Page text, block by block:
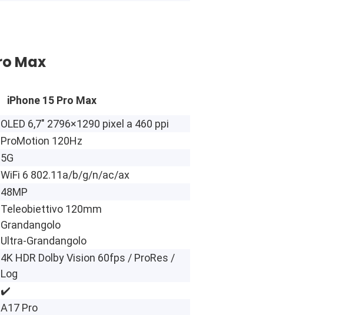
Max
iPhone 15 Pro Max
OLED 6,7″ 2796×1290 pixel a 460 ppi
ProMotion 120Hz
5G
WiFi 6 802.11a/b/g/n/ac/ax
48MP
Teleobiettivo 120mm
Grandangolo
Ultra-Grandangolo
4K HDR Dolby Vision 60fps / ProRes /
Log
✔️
A17 Pro